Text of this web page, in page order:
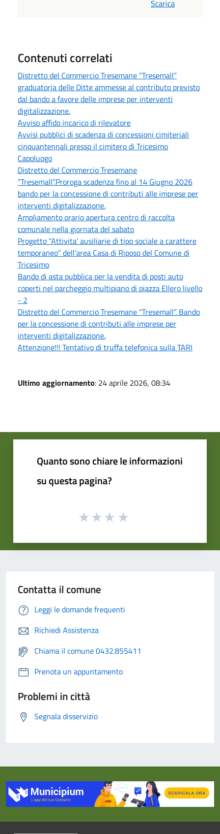
Scarica
Contenuti correlati
Distretto del Commercio Tresemane “Tresemall”
graduatoria delle Ditte ammesse al contributo previsto
dal bando a favore delle imprese per interventi
digitalizzazione.
Avviso affido incarico di rilevatore
Avvisi pubblici di scadenza di concessioni cimiteriali
cinquantennali presso il cimitero di Tricesimo
Capoluogo
Distretto del Commercio Tresemane
“Tresemall”.Proroga scadenza fino al 14 Giugno 2026
bando per la concessione di contributi alle imprese per
interventi digitalizzazione.
Ampliamento orario apertura centro di raccolta
comunale nella giornata del sabato
Progetto “Attivita’ ausiliarie di tipo sociale a carattere
temporaneo” dell’area Casa di Riposo del Comune di
Tricesimo
Bando di asta pubblica per la vendita di posti auto
coperti nel parcheggio multipiano di piazza Ellero livello
- 2
Distretto del Commercio Tresemane “Tresemall”. Bando
per la concessione di contributi alle imprese per
interventi digitalizzazione.
Attenzione!!! Tentativo di truffa telefonica sulla TARI
Ultimo aggiornamento: 24 aprile 2026, 08:34
Quanto sono chiare le informazioni
su questa pagina?
Contatta il comune
Leggi le domande frequenti
Richiedi Assistenza
Chiama il comune 0432.855411
Prenota un appuntamento
Problemi in città
Segnala disservizio